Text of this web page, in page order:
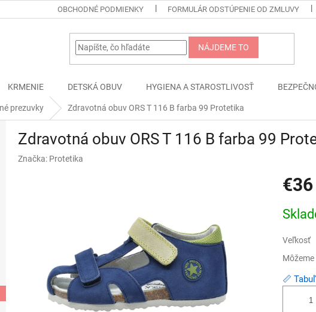
OBCHODNÉ PODMIENKY FORMULÁR ODSTÚPENIE OD ZMLUVY
NÁJDEME TO
KRMENIE DETSKÁ OBUV HYGIENA A STAROSTLIVOSŤ
prezuvky Zdravotná obuv ORS T 116 B farba 99 Protetika
Zdravotná obuv ORS T 116 B farba 99
Značka: Protetika
€36
cena:
Veľkosť
📏